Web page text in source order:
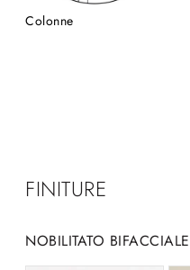
Colonne
FINITURE
NOBILITATO BIFACCIALE